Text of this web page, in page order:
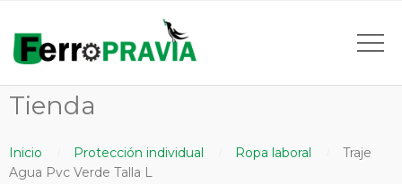
Tienda
Inicio Protección individual Ropa laboral
Traje
Agua Pvc Verde Talla L